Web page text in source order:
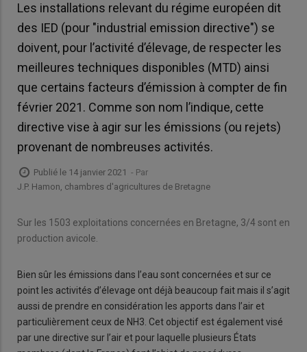
Les installations relevant du régime européen dit
des IED (pour "industrial emission directive") se
doivent, pour l’activité d’élevage, de respecter les
meilleures techniques disponibles (MTD) ainsi
que certains facteurs d’émission à compter de fin
février 2021. Comme son nom l’indique, cette
directive vise à agir sur les émissions (ou rejets)
provenant de nombreuses activités.
Publié le 14 janvier 2021 - Par
J.P. Hamon, chambres d'agricultures de Bretagne
Sur les 1503 exploitations concernées en Bretagne, 3/4 sont en
production avicole.
Bien sûr les émissions dans l’eau sont concernées et sur ce
point les activités d’élevage ont déjà beaucoup fait mais il s’agit
aussi de prendre en considération les apports dans l’air et
particulièrement ceux de NH3. Cet objectif est également visé
par une directive sur l’air et pour laquelle plusieurs États